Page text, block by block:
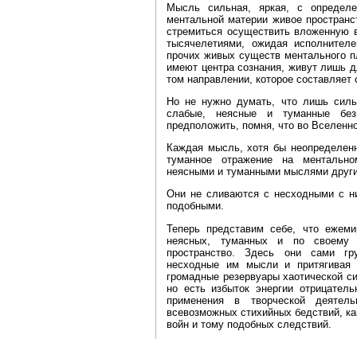
Мысль сильная, яркая, с
ментальной материи живое
стремиться осуществить
тысячелетиями, ожидая
прочих живых существ ментального
имеют центра сознания, живут лишь
том направлении, которое
Но не нужно думать, что лишь
слабые, неясные и туманные
предположить, помня, что во
Каждая мысль, хотя бы
туманное отражение на
неясными и туманными мыслями
Они не сливаются с несходными с
подобными.
Теперь представим себе, что
неясных, туманных и по своему
пространство. Здесь они сами
несходные им мысли и
громадные резервуары хаотической
но есть избыток энергии
применения в творческой
всевозможных стихийных бедствий,
войн и тому подобных следствий.